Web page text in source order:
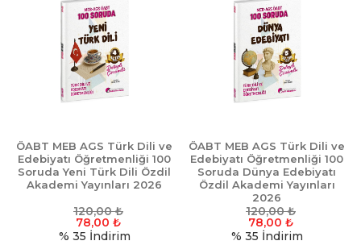
ÖABT MEB AGS Türk Dili ve
Edebiyatı Öğretmenliği 100
Soruda Yeni Türk Dili Özdil
Akademi Yayınları 2026
120,00₺
78,00 ₺
% 35 İndirim
ÖABT MEB AGS Türk Dili ve
Edebiyatı Öğretmenliği 100
Soruda Dünya Edebiyatı
Özdil Akademi Yayınları
2026
120,00₺
78,00 ₺
% 35 İndirim